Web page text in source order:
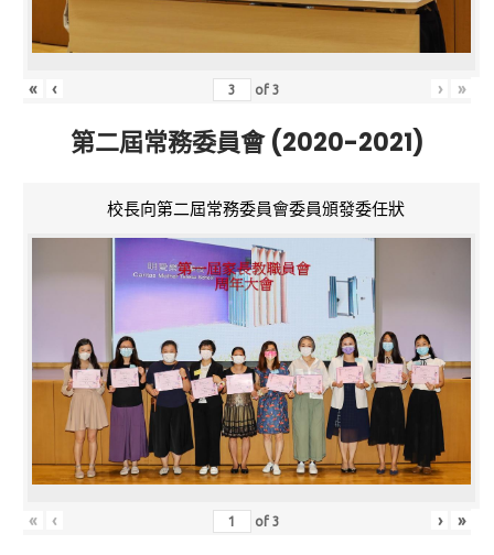
« ‹ of3 › »
第二屆常務委員會 (2020-2021)
校長向第二屆常務委員會委員頒發委任狀
« ‹ of3 › »